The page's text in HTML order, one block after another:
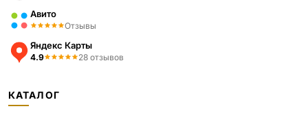
Авито
Отзывы
Яндекс Карты
4.9 28 отзывов
КАТАЛОГ